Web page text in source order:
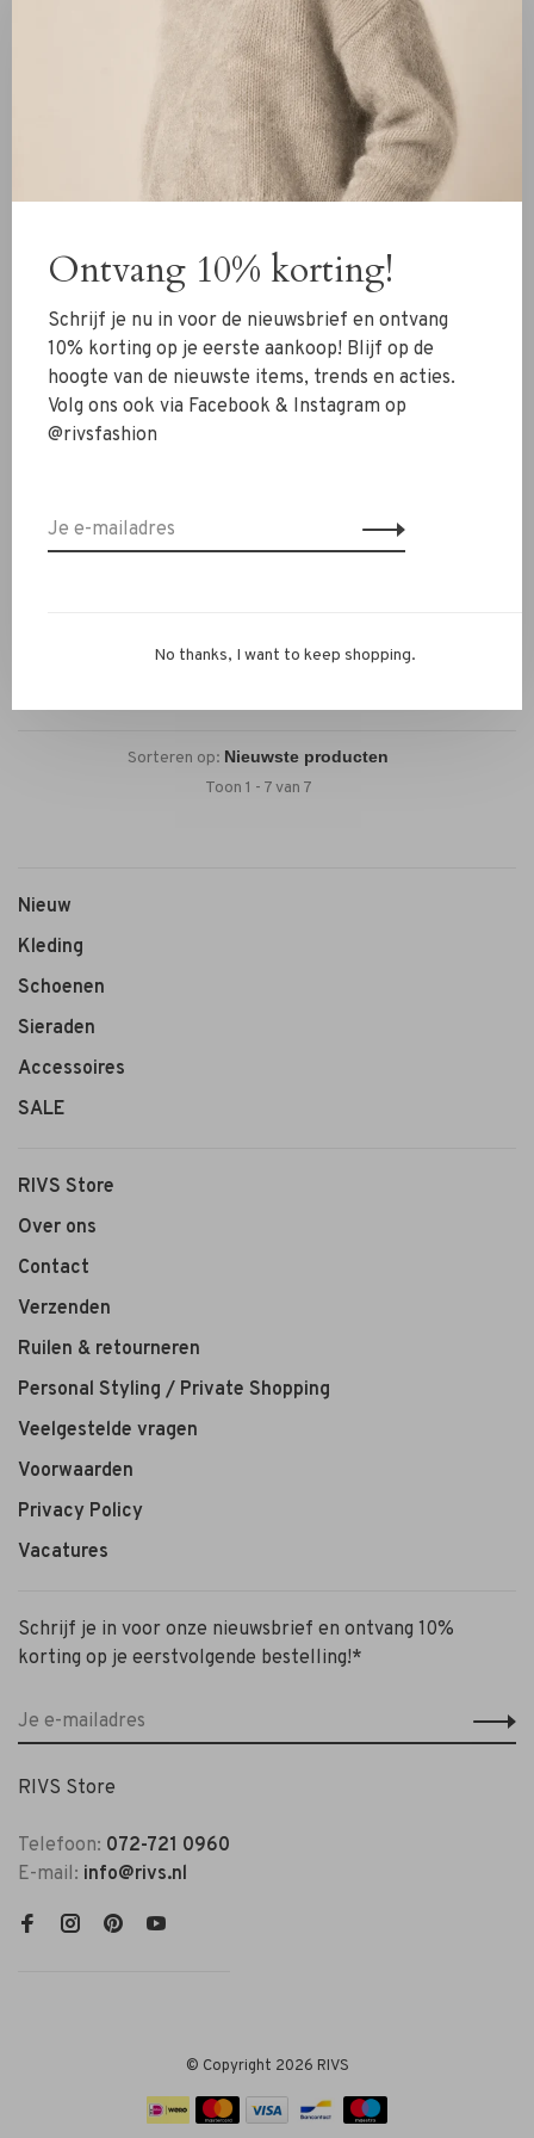
€389,00
Allude
Allude Kol Trui zwart
€389,00
Sorteren op:
Toon 1 - 7 van 7
Nieuw
Kleding
Schoenen
Sieraden
Accessoires
SALE
RIVS Store
Over ons
Contact
Verzenden
Ruilen & retourneren
Personal Styling / Private Shopping
Veelgestelde vragen
Voorwaarden
Privacy Policy
Vacatures
Schrijf je in voor onze nieuwsbrief en ontvang 10%
korting op je eerstvolgende bestelling!*
RIVS Store
Telefoon: 072-721 0960
E-mail: info@rivs.nl
© Copyright 2026 RIVS
Ontvang 10% korting!
Schrijf je nu in voor de nieuwsbrief en ontvang
10% korting op je eerste aankoop! Blijf op de
hoogte van de nieuwste items, trends en acties.
Volg ons ook via Facebook & Instagram op
@rivsfashion
No thanks, I want to keep shopping.